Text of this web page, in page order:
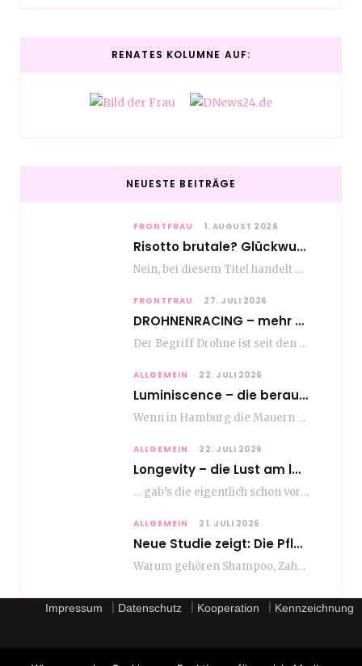
RENATES KOLUMNE AUF:
NEUESTE BEITRÄGE
FRONTFRAU 1. AUGUST 2026
Risotto brutale? Glückwunsch Axel Milberg zum 70. Geburtstag
Nein, bei diesem Titel handelt es sich nicht um eine Kochshow, oder vielleicht doch etwas.…
FRONTFRAU 27. JULI 2026
DROHNENRACING – mehr als ein hipper Nischensport
Der Begriff Drohne ist seit den andauernden weltweiten Kriegshandlungen seit Jahren in aller Munde. Und…
ALLGEMEIN 22. JULI 2026
Luminiscence – die berauschende Macht von klingenden Bildern
Wenn in Hamburg die Mauern zu sprechen beginnen, dann ist es die unverwechselbare, tiefsonore Stimme…
ALLGEMEIN 22. JULI 2026
Longevity – die Lust am langen Leben
… gab’s die eigentlich schon vor Erfindung des ultimativen Trends? Keine Ahnung – ich glaube,…
ALLGEMEIN 21. JULI 2026
Neue Studie zeigt: Die Pflegeroutine gibt dem Alltag Struktur
Warum gehören Shampoo, Zahnpasta oder Gesichtscreme für die meisten Menschen in Europa ganz selbstverständlich zum…
Impressum Datenschutz Kooperation Kennzeichnung